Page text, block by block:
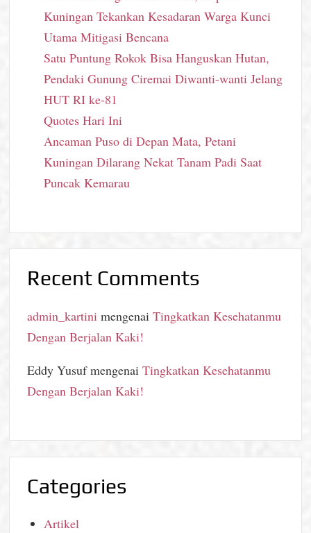
Kuningan Tekankan Kesadaran Warga Kunci
Utama Mitigasi Bencana
Satu Puntung Rokok Bisa Hanguskan Hutan,
Pendaki Gunung Ciremai Diwanti-wanti Jelang
HUT RI ke-81
Quotes Hari Ini
Ancaman Puso di Depan Mata, Petani
Kuningan Dilarang Nekat Tanam Padi Saat
Puncak Kemarau
Recent Comments
admin_kartini mengenaiTingkatkan Kesehatanmu
Dengan Berjalan Kaki!
Eddy YusufmengenaiTingkatkan Kesehatanmu
Dengan Berjalan Kaki!
Categories
Artikel